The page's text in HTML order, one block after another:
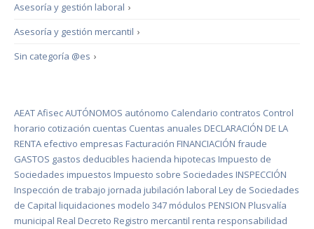
›
Asesoría y gestión laboral
›
Asesoría y gestión mercantil
›
Sin categoría @es
AEATAfisecAUTÓNOMOS autónomo Calendario contratos Control
horario cotización cuentas Cuentas anuales DECLARACIÓN DE LA
RENTA efectivo empresas Facturación FINANCIACIÓN fraude
GASTOS gastos deducibles hacienda hipotecas Impuesto de
Sociedades impuestos Impuesto sobre Sociedades INSPECCIÓN
Inspección de trabajo jornada jubilación laboral Ley de Sociedades
de Capital liquidaciones modelo 347 módulos PENSION Plusvalía
municipal Real Decreto Registro mercantil renta responsabilidad